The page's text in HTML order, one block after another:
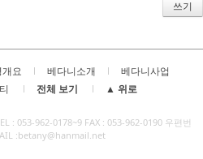
쓰기
개요 베다니소개
베다니사업
전체 보기 ▲ 위로
: 053-962-0178~9 FAX : 053-962-0190 우편번
:betany@hanmail.net